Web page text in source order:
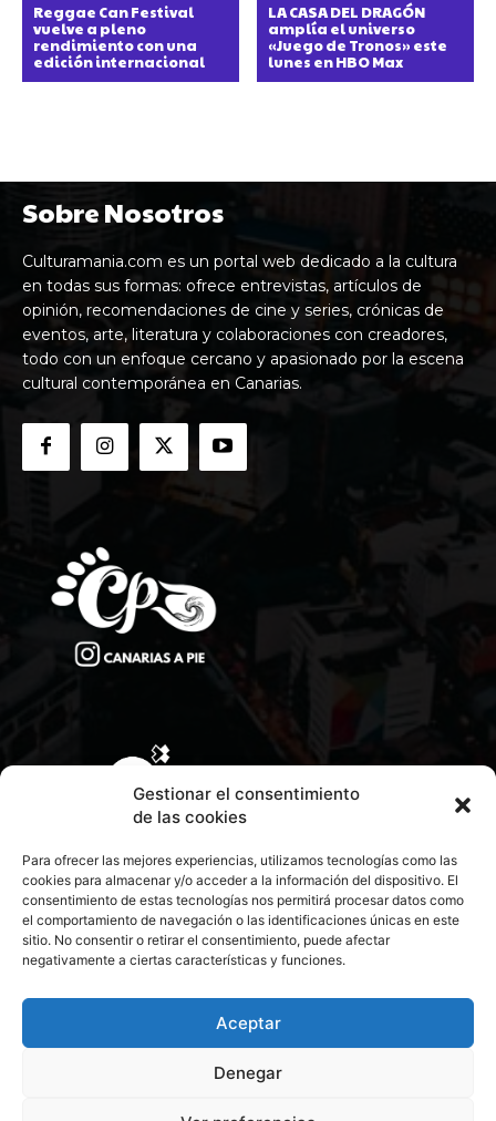
Gestionar el consentimiento
de las cookies
Para ofrecer las mejores experiencias, utilizamos tecnologías como las
cookies para almacenar y/o acceder a la información del dispositivo. El
consentimiento de estas tecnologías nos permitirá procesar datos como
el comportamiento de navegación o las identificaciones únicas en este
sitio. No consentir o retirar el consentimiento, puede afectar
negativamente a ciertas características y funciones.
Aceptar
Denegar
Reggae Can Festival
vuelve a pleno
rendimiento con una
edición internacional
LA CASA DEL DRAGÓN
amplía el universo
«Juego de Tronos» este
lunes en HBO Max
Sobre Nosotros
Culturamania.com es un portal web dedicado a la cultura
en todas sus formas: ofrece entrevistas, artículos de
opinión, recomendaciones de cine y series, crónicas de
eventos, arte, literatura y colaboraciones con creadores,
todo con un enfoque cercano y apasionado por la escena
cultural contemporánea en Canarias.
CONTACTA CON NOSOTROS